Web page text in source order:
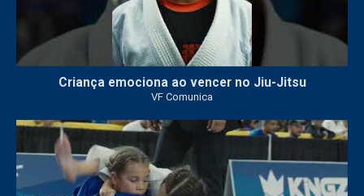
Criança emociona ao vencer no Jiu-Jitsu
VF Comunica
...